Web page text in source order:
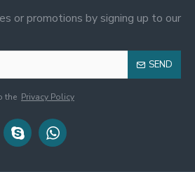
or promotions by signing up to our
SEND
the Privacy Policy